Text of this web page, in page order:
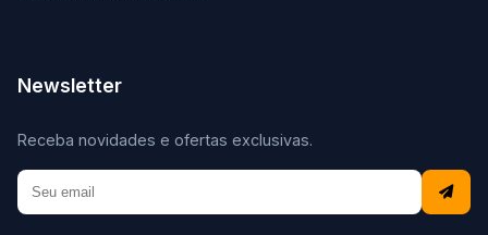
Newsletter
Receba novidades e ofertas exclusivas.